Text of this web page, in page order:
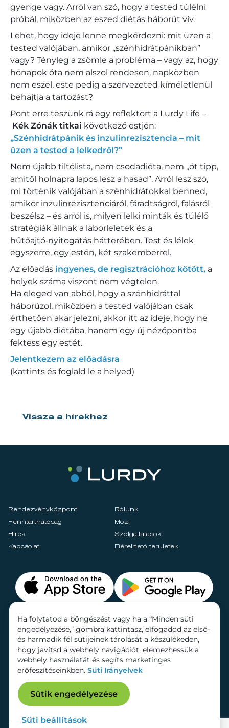
gyenge vagy. Arról van szó, hogy a tested túlélni
próbál, miközben az eszed diétás háborút vív.
Lehet, hogy ideje lenne megkérdezni: mit üzen a
tested valójában, amikor „szénhidrátpánikban”
vagy? Tényleg a zsömle a probléma – vagy az, hogy
hónapok óta nem alszol rendesen, napközben
nem eszel, este pedig a szervezeted kíméletlenül
behajtja a tartozást?
Pont erre teszünk rá egy reflektort a Lurdy Life –
Kék Zónák titkai következő estjén:
„Szénhidrátpánik és inzulinrezisztencia – mit
üzen a tested a lelkedről?”
Nem újabb tiltólista, nem csodadiéta, nem „öt tipp,
amitől holnapra lapos lesz a hasad”. Arról lesz szó,
mi történik valójában a szénhidrátokkal benned,
amikor inzulinrezisztenciáról, fáradtságról, falásról
beszélsz – és arról is, milyen lelki minták és túlélő
stratégiák állnak a laborleletek és a
hűtőajtó‑nyitogatás hátterében. Test és lélek
egyszerre, egy estén, két szakemberrel.
Az előadás ingyenes, de regisztrációhoz kötött, a
helyek száma viszont nem végtelen.
Ha eleged van abból, hogy a szénhidráttal
háborúzol, miközben a tested valójában csak
érthetően akar jelezni, akkor itt az ideje, hogy ne
egy újabb diétába, hanem egy új nézőpontba
fektess egy estét.
Jelentkezem az előadásra
(kattints és foglald le a helyed)
Vissza a hírekhez
Rendezvényközpont
Rólunk
Fenntarthatóság
Mozi
Hírek
Szolgáltatások
Kapcsolat
Bérelhető területek
Adatkezelési tájékoztatóDokumentumok
Ha folytatod a böngészést vagy ha a “Minden süti
engedélyezése,” gombra kattintasz, elfogadod az első-
és harmadik fél sütijeinek tárolását a készülékeden,
hogy javítsd a webhely navigációt, elemezhessük a
webhely használatát és segíts marketinges
erőfeszítéseinkben. Süti Irányelvek
Sütik engedélyezése
Süti beállítások